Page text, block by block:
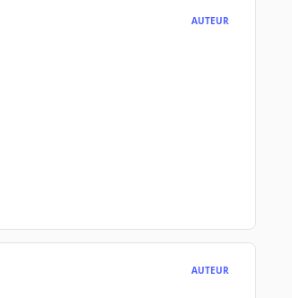
AUTEUR
AUTEUR